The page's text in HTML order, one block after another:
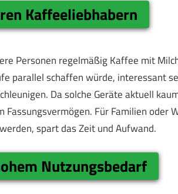
Kaffee­lieb­habern
Personen regelmäßig Kaffee mit
parallel schaffen würde, interessant
Da solche Geräte aktuell
Für Familien oder
spart das Zeit und Aufwand.
Nutzungs­bedarf